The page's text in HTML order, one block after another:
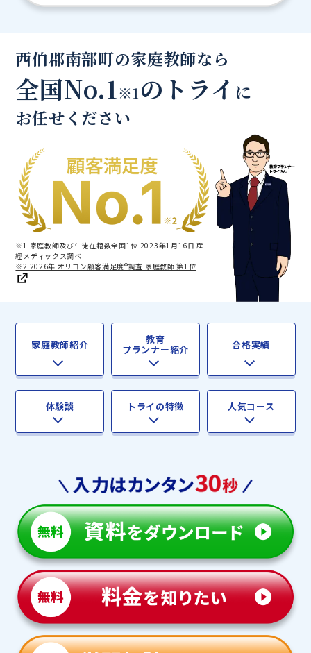
西伯郡南部町の家庭教師なら
全国No.1※1のトライ に
お任せください
※1 家庭教師及び生徒在籍数全国1位 2023年1月16日 産
經メディックス調べ
※2 2026年 オリコン顧客満足度®調査 家庭教師 第1位
家庭教師紹介 教育
プランナー紹介 合格実績
体験談 トライの特徴 人気コース